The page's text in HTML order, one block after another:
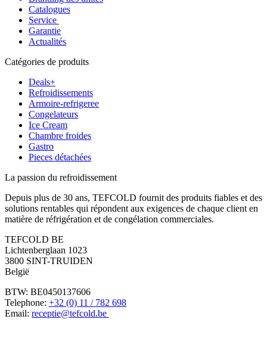
Catalogues
Service
Garantie
Actualités
Catégories de produits
Deals+
Refroidissements
Armoire-refrigeree
Congelateurs
Ice Cream
Chambre froides
Gastro
Pieces détachées
La passion du refroidissement
Depuis plus de 30 ans, TEFCOLD fournit des produits fiables et des
solutions rentables qui répondent aux exigences de chaque client en
matière de réfrigération et de congélation commerciales.
TEFCOLD BE
Lichtenberglaan 1023
3800 SINT-TRUIDEN
België
BTW: BE0450137606
Telephone: +32 (0) 11 / 782 698
Email: receptie@tefcold.be